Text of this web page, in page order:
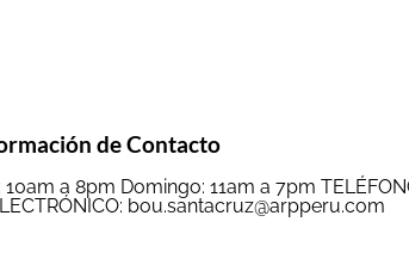
de Contacto
10am a 8pm Domingo: 11am a 7pm
bou.santacruz@arpperu.com